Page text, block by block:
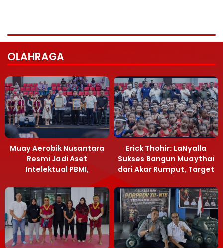
OLAHRAGA
Muay Aerobik Nusantara
Resmi Jadi Aset
Intelektual PBMI,
Terobosan Bangun
Grassroots
Erick Thohir: LaNyalla
Sukses Bangun Muaythai
dari Akar Rumput, Target